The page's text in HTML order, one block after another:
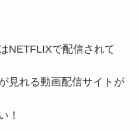
NETFLIXで配信されて
見れる動画配信サイトが
！